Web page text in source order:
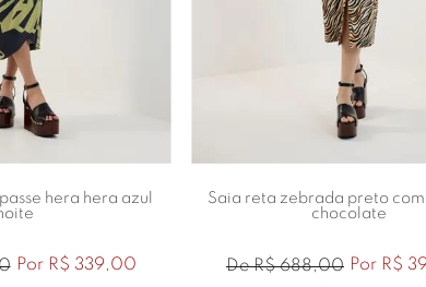
hera hera azul
Por R$ 339,00
Saia reta zebrada preto
chocolate
DeR$ 688,00 Por R$